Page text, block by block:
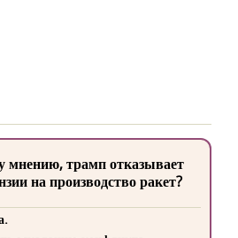
мнению, трамп отказывает
на производство ракет?